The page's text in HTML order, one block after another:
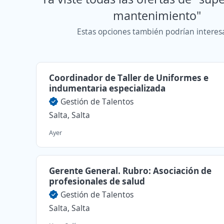
mantenimiento"
Estas opciones también podrían
Coordinador de Taller de Uniformes e
indumentaria especializada
Gestión de Talentos
Salta, Salta
Ayer
Gerente General. Rubro: Asociación de
profesionales de salud
Gestión de Talentos
Salta, Salta